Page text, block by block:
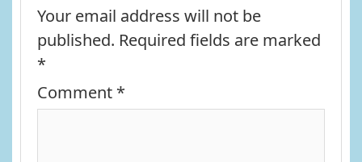
Your email address will not be
published. Required fields are marked
*
Comment *